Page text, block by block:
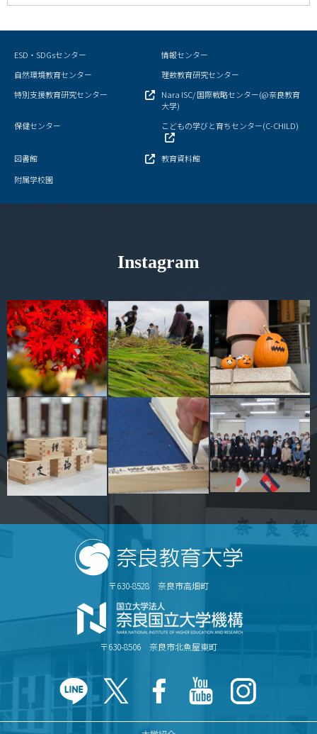
ESD・SDGsセンター
情報センター
自然環境教育センター
理数教育研究センター
特別支援教育研究センター
Nara ISC/ 国際戦略センター(@奈良教育
大学)
保健センター
こどもの学びと育ちセンター(C-CHILD)
図書館
教育資料館
附属学校園
Instagram
〒630-8528 奈良市高畑町
〒630-8506 奈良市北魚屋東町